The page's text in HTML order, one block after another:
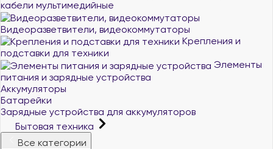
кабели мультимедийные
Видеоразветвители, видеокоммутаторы
Крепления и
подставки для техники
Элементы
питания и зарядные устройства
Аккумуляторы
Батарейки
Зарядные устройства для аккумуляторов
Бытовая техника
Все категории